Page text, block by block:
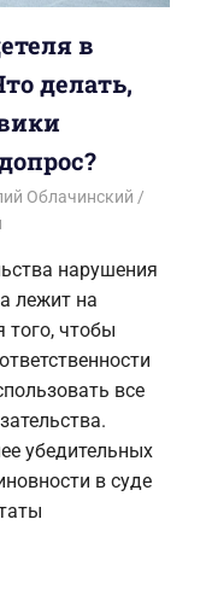
в
делать,
Облачинский
нарушения
лежит на
того, чтобы
все
убедительных
в суде